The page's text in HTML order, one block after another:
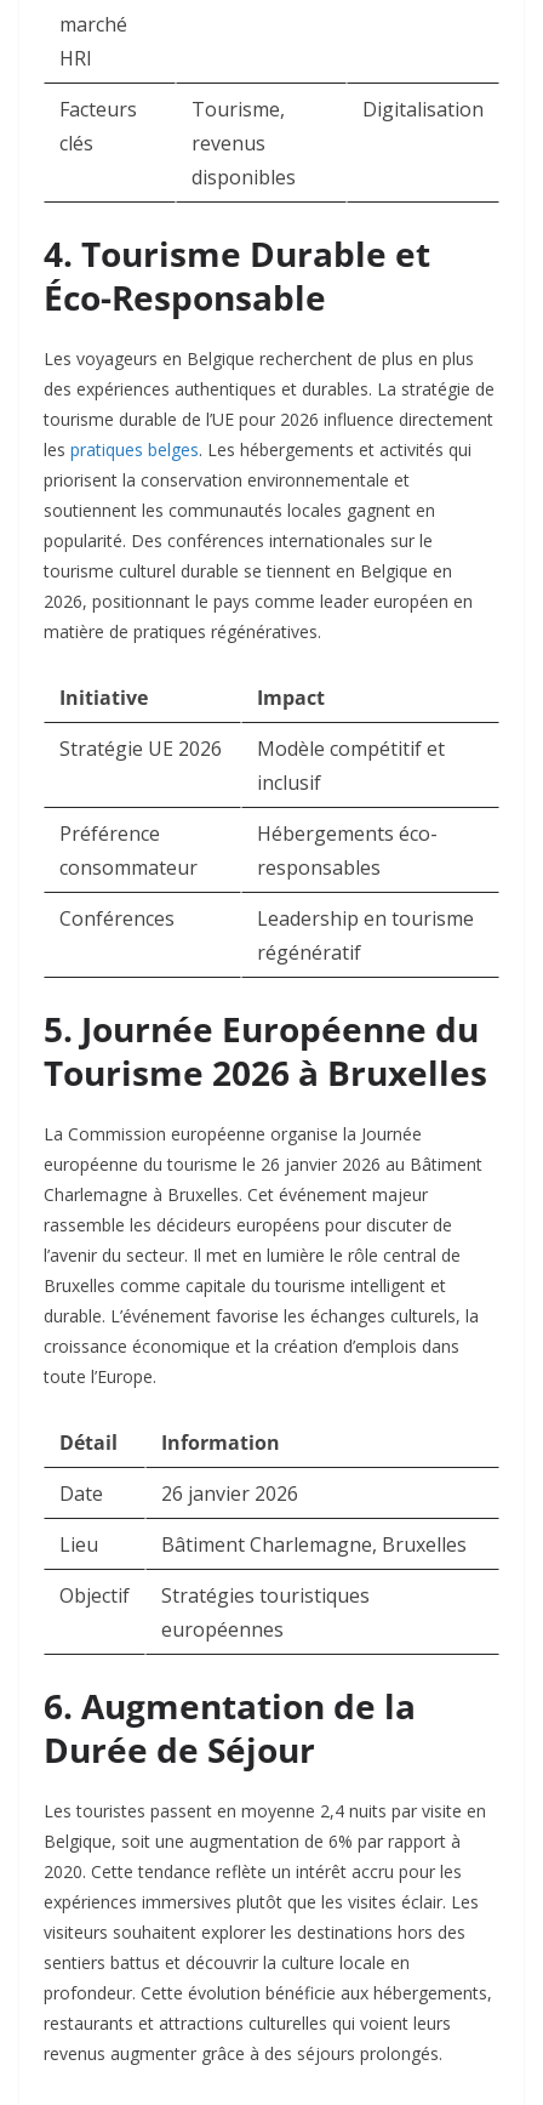
marché
HRI
Facteurs
clés
Tourisme,
revenus
disponibles
Digitalisation
4. Tourisme Durable et
Éco-Responsable
Les voyageurs en Belgique recherchent de plus en plus
des expériences authentiques et durables. La stratégie de
tourisme durable de l’UE pour 2026 influence directement
les pratiques belges. Les hébergements et activités qui
priorisent la conservation environnementale et
soutiennent les communautés locales gagnent en
popularité. Des conférences internationales sur le
tourisme culturel durable se tiennent en Belgique en
2026, positionnant le pays comme leader européen en
matière de pratiques régénératives.​
Initiative
Impact
Stratégie UE 2026
Modèle compétitif et
inclusif
Préférence
consommateur
Hébergements éco-
responsables
Conférences
Leadership en tourisme
régénératif
5. Journée Européenne du
Tourisme 2026 à Bruxelles
La Commission européenne organise la Journée
européenne du tourisme le 26 janvier 2026 au Bâtiment
Charlemagne à Bruxelles. Cet événement majeur
rassemble les décideurs européens pour discuter de
l’avenir du secteur. Il met en lumière le rôle central de
Bruxelles comme capitale du tourisme intelligent et
durable. L’événement favorise les échanges culturels, la
croissance économique et la création d’emplois dans
toute l’Europe.​
Détail
Information
Date
26 janvier 2026
Lieu
Bâtiment Charlemagne, Bruxelles
Objectif
Stratégies touristiques
européennes
6. Augmentation de la
Durée de Séjour
Les touristes passent en moyenne 2,4 nuits par visite en
Belgique, soit une augmentation de 6% par rapport à
2020. Cette tendance reflète un intérêt accru pour les
expériences immersives plutôt que les visites éclair. Les
visiteurs souhaitent explorer les destinations hors des
sentiers battus et découvrir la culture locale en
profondeur. Cette évolution bénéficie aux hébergements,
restaurants et attractions culturelles qui voient leurs
revenus augmenter grâce à des séjours prolongés.​